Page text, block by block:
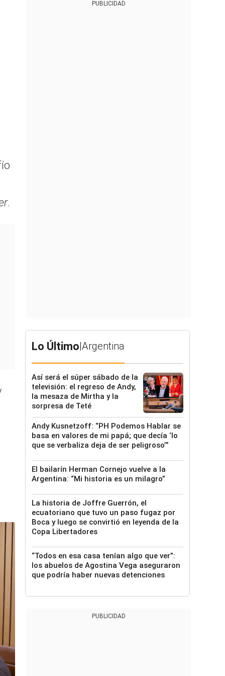
.
PUBLICIDAD
Lo Último|Argentina
Así será el súper sábado de la
televisión: el regreso de Andy,
la mesaza de Mirtha y la
sorpresa de Teté
Andy Kusnetzoff: “PH Podemos Hablar se
basa en valores de mi papá; que decía ‘lo
que se verbaliza deja de ser peligroso’”
El bailarín Herman Cornejo vuelve a la
Argentina: “Mi historia es un milagro”
La historia de Joffre Guerrón, el
ecuatoriano que tuvo un paso fugaz por
Boca y luego se convirtió en leyenda de la
Copa Libertadores
“Todos en esa casa tenían algo que ver”:
los abuelos de Agostina Vega aseguraron
que podría haber nuevas detenciones
PUBLICIDAD